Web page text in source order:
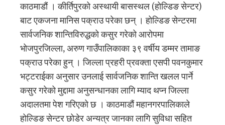
काठमाडौं । कीर्तिपुरको अस्थायी बासस्थल (होल्डिङ सेन्टर)
बाट एकजना मानिस पक्राउ परेका छन् । होल्डिङ सेन्टरमा
सार्वजनिक शान्तिविरुद्धको कसुर गरेको आरोपमा
भोजपुरजिल्ला, अरुण गाउँपालिकाका ३९ वर्षीय डम्मर तामाङ
पक्राउ परेका हुन् । जिल्ला प्रहरी प्रवक्ता एसपी पवनकुमार
भट्टराईका अनुसार उनलाई सार्वजनिक शान्ति खलल पार्ने
कसुर गरेको मुद्दामा अनुसन्धानका लागि म्याद थप्न जिल्ला
अदालतमा पेश गरिएको छ । काठमाडौं महानगरपालिकाले
होल्डिङ सेन्टर छोडेर अन्यत्र जानका लागि सुविधा सहित